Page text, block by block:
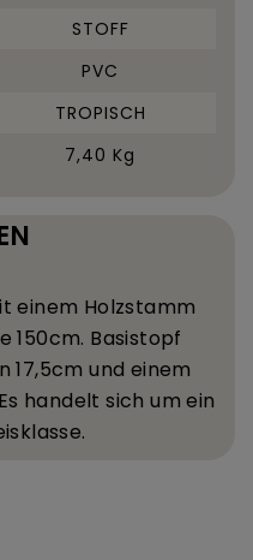
STOFF
PVC
TROPISCH
7,40 Kg
einem Holzstamm
150cm. Basistopf
17,5cm und einem
handelt sich um ein